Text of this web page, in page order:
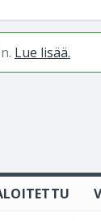
Lue lisää.